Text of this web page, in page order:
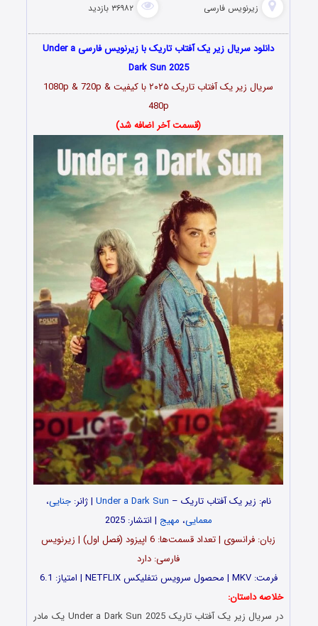
زیرنویس فارسی ۳۶۹۸۲ بازدید
دانلود سریال زیر یک آفتاب تاریک با زیرنویس فارسی Under a
Dark Sun 2025
سریال زیر یک آفتاب تاریک ۲۰۲۵ با کیفیت 1080p & 720p &
480p
(قسمت آخر اضافه شد)
نام: زیر یک آفتاب تاریک – Under a Dark Sun | ژانر:جنایی،
معمایی، مهیج | انتشار: 2025
زبان: فرانسوی | تعداد قسمت‌‌‌‌ها: 6 اپیزود (فصل اول) | زیرنویس
فارسی: دارد
فرمت: MKV | محصول سرویس نتفلیکس NETFLIX | امتیاز: 6.1
خلاصه داستان:
در سریال زیر یک آفتاب تاریک Under a Dark Sun 2025 یک مادر